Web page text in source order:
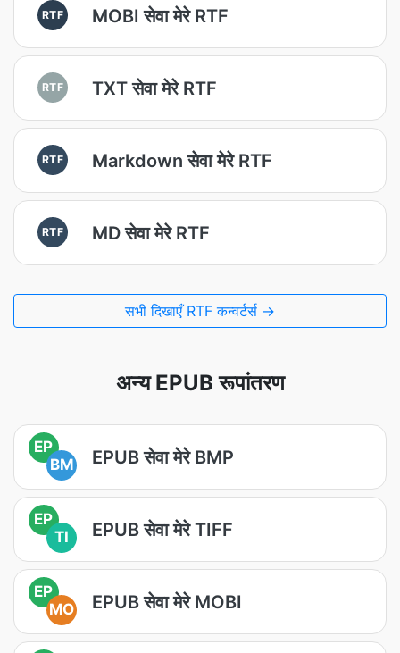
RTF MOBI सेवा मेरे RTF
RTF TXT सेवा मेरे RTF
RTF Markdown सेवा मेरे RTF
RTF MD सेवा मेरे RTF
सभी दिखाएँ RTF कन्वर्टर्स →
अन्य EPUB रूपांतरण
EP
BM
EPUB सेवा मेरे BMP
EP
TI
EPUB सेवा मेरे TIFF
EP
MO
EPUB सेवा मेरे MOBI